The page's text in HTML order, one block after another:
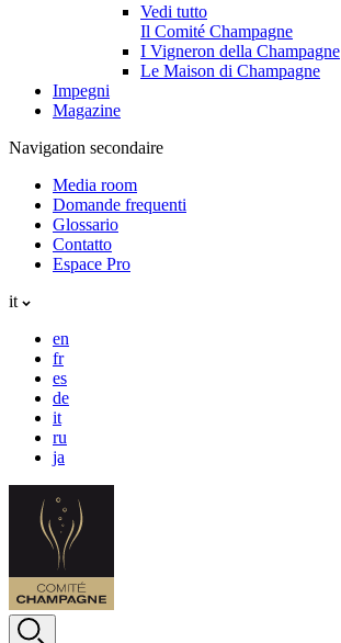
Vedi tutto
Il Comité Champagne
I Vigneron della Champagne
Le Maison di Champagne
Impegni
Magazine
Navigation secondaire
Media room
Domande frequenti
Glossario
Contatto
Espace Pro
it
en
fr
es
de
it
ru
ja